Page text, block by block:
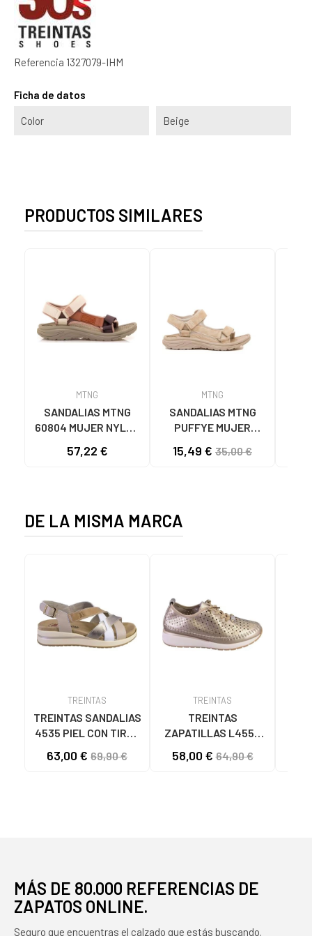
Referencia 1327079-IHM
Ficha de datos
Color Beige
PRODUCTOS SIMILARES
MTNG
SANDALIAS MTNG
60804 MUJER NYLON
TAUPE C59615 - -
57,22 €
MTNG
SANDALIAS MTNG
PUFFYE MUJER
C60056 C60056 -
15,49 € 35,00 €
DE LA MISMA MARCA
TREINTAS
TREINTAS SANDALIAS
4535 PIEL CON TIRAS
63,00 € 69,90 €
TREINTAS
TREINTAS
ZAPATILLAS L4553
BRONCE
58,00 €64,90 €
MÁS DE 80.000 REFERENCIAS DE
ZAPATOS ONLINE.
Seguro que encuentras el calzado que estás buscando.